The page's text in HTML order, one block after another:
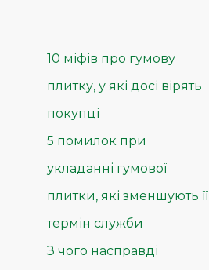
10 міфів про гумову
плитку, у які досі вірять
покупці
5 помилок при
укладанні гумової
плитки, які зменшують її
термін служби
З чого насправді